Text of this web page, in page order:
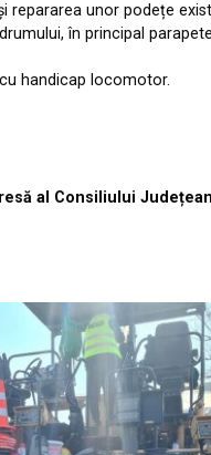
unor podețe
în principal
handicap locomotor.
al Consiliului